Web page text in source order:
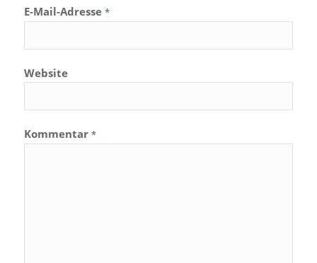
E-Mail-Adresse *
Website
Kommentar *